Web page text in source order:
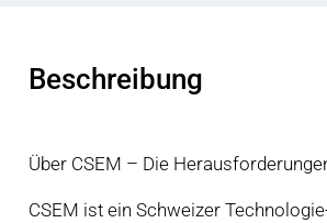
Beschreibung
Über CSEM – Die
CSEM ist ein Schweizer